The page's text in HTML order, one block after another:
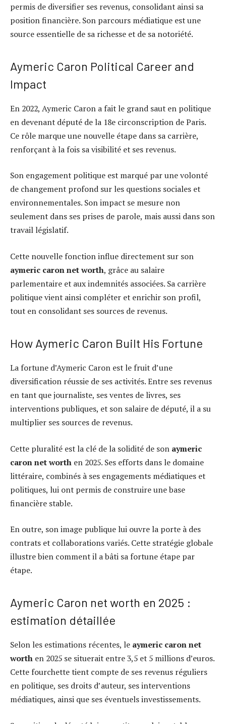
permis de diversifier ses revenus, consolidant ainsi sa
position financière. Son parcours médiatique est une
source essentielle de sa richesse et de sa notoriété.
Aymeric Caron Political Career and
Impact
En 2022, Aymeric Caron a fait le grand saut en politique
en devenant député de la 18e circonscription de Paris.
Ce rôle marque une nouvelle étape dans sa carrière,
renforçant à la fois sa visibilité et ses revenus.
Son engagement politique est marqué par une volonté
de changement profond sur les questions sociales et
environnementales. Son impact se mesure non
seulement dans ses prises de parole, mais aussi dans son
travail législatif.
Cette nouvelle fonction influe directement sur son
aymeric caron net worth, grâce au salaire
parlementaire et aux indemnités associées. Sa carrière
politique vient ainsi compléter et enrichir son profil,
tout en consolidant ses sources de revenus.
How Aymeric Caron Built His Fortune
La fortune d’Aymeric Caron est le fruit d’une
diversification réussie de ses activités. Entre ses revenus
en tant que journaliste, ses ventes de livres, ses
interventions publiques, et son salaire de député, il a su
multiplier ses sources de revenus.
Cette pluralité est la clé de la solidité de son aymeric
caron net worth en 2025. Ses efforts dans le domaine
littéraire, combinés à ses engagements médiatiques et
politiques, lui ont permis de construire une base
financière stable.
En outre, son image publique lui ouvre la porte à des
contrats et collaborations variés. Cette stratégie globale
illustre bien comment il a bâti sa fortune étape par
étape.
Aymeric Caron net worth en 2025 :
estimation détaillée
Selon les estimations récentes, le aymeric caron net
worth en 2025 se situerait entre 3,5 et 5 millions d’euros.
Cette fourchette tient compte de ses revenus réguliers
en politique, ses droits d’auteur, ses interventions
médiatiques, ainsi que ses éventuels investissements.